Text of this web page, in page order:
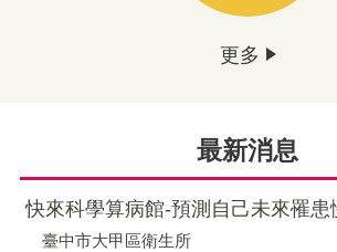
更多
最新消息
快來科學算病館-預測自己未來罹患
臺中市大甲區衛生所